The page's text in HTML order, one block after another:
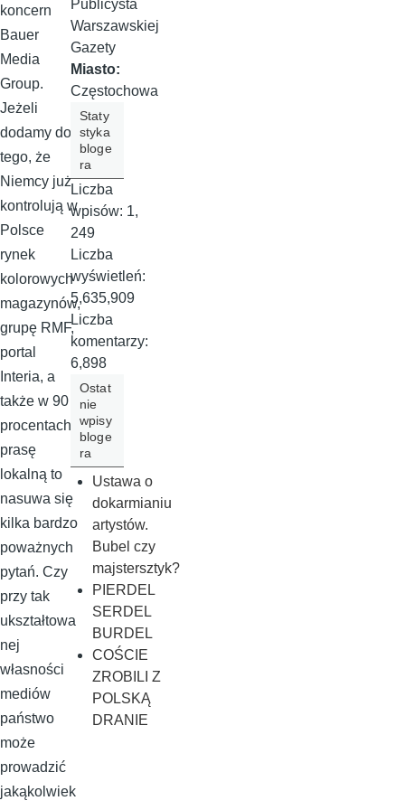
koncern
Bauer
Media
Group.
Jeżeli
dodamy do
tego, że
Niemcy już
kontrolują w
Polsce
rynek
kolorowych
magazynów,
grupę RMF,
portal
Interia, a
także w 90
procentach
prasę
lokalną to
nasuwa się
kilka bardzo
poważnych
pytań. Czy
przy tak
ukształtowa
nej
własności
mediów
państwo
może
prowadzić
jakąkolwiek
Publicysta
Warszawskiej
Gazety
Miasto:
Częstochowa
Staty
styka
bloge
ra
Liczba
wpisów: 1,
249
Liczba
wyświetleń:
5,635,909
Liczba
komentarzy:
6,898
Ostat
nie
wpisy
bloge
ra
Ustawa o
dokarmianiu
artystów.
Bubel czy
majstersztyk?
PIERDEL
SERDEL
BURDEL
COŚCIE
ZROBILI Z
POLSKĄ
DRANIE